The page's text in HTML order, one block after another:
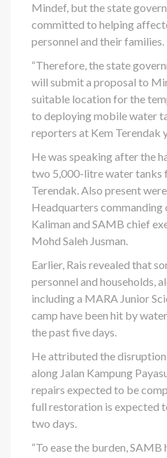
Mindef, but the state
committed to helping
personnel and their families.
“Therefore, the state
will submit a proposal to
suitable location for the
to deploying mobile water
reporters at Kem Terendak
He was speaking after the
two 5,000-litre water tanks
Terendak. Also present
Headquarters
Kaliman and SAMB chief
Mohd Saleh Jusman.
Earlier, Rais revealed that
personnel and households,
including a MARA Junior
camp have been hit by
the past five days.
He attributed the
along Jalan Kampung
repairs expected to be
full restoration is expected
two days.
“To ease the burden,